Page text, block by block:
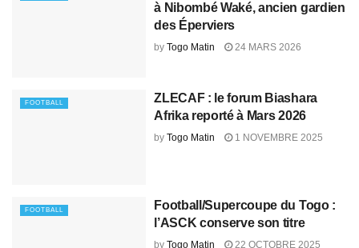
à Nibombé Waké, ancien gardien
des Éperviers
by Togo Matin 24 MARS 2026
FOOTBALL
ZLECAF : le forum Biashara
Afrika reporté à Mars 2026
by Togo Matin 1 NOVEMBRE 2025
FOOTBALL
Football/Supercoupe du Togo :
l’ASCK conserve son titre
by Togo Matin 22 OCTOBRE 2025